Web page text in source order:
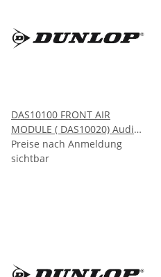
DAS10100 FRONT AIR
MODULE ( DAS10020) Audi
A8 S8 (D4) 2009-2017
Preise nach Anmeldung
sichtbar